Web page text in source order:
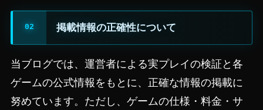
掲載情報の正確性について
当ブログでは、運営者による実プレイの検証と各
ゲームの公式情報をもとに、正確な情報の掲載に
努めています。ただし、ゲームの仕様・料金・サ